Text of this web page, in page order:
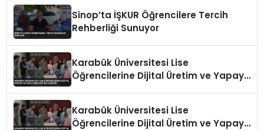
Sinop’ta İŞKUR Öğrencilere Tercih
Rehberliği Sunuyor
Karabük Üniversitesi Lise
Öğrencilerine Dijital Üretim ve Yapay
Karabük Üniversitesi Lise
Öğrencilerine Dijital Üretim ve Yapay